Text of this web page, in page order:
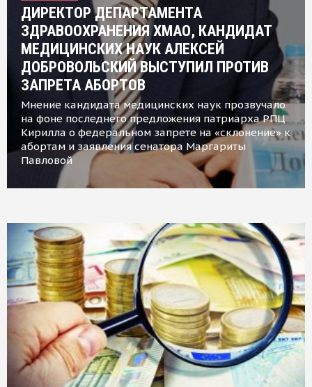
ДИРЕКТОР ДЕПАРТАМЕНТА
ЗДРАВООХРАНЕНИЯ ХМАО, КАНДИДАТ
МЕДИЦИНСКИХ НАУК АЛЕКСЕЙ
ДОБРОВОЛЬСКИЙ ВЫСТУПИЛ ПРОТИВ
ЗАПРЕТА АБОРТОВ
Мнение кандидата медицинских наук прозвучало
на фоне последнего предложения патриарха РПЦ
Кирилла о федеральном запрете на «склонение» к
абортам и заявления сенатора Маргариты
Павловой